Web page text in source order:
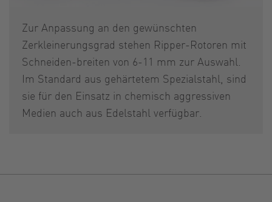
Zur Anpassung an den gewünschten
Zerkleinerungsgrad stehen Ripper-Rotoren mit
Schneiden-breiten von 6-11 mm zur Auswahl.
Im Standard aus gehärtetem Spezialstahl, sind
sie für den Einsatz in chemisch aggressiven
Medien auch aus Edelstahl verfügbar.